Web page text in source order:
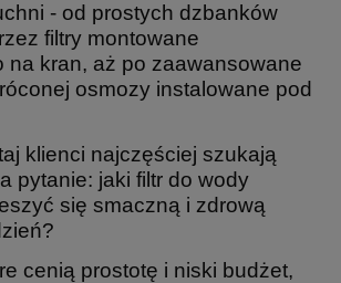
- od prostych dzbanków
filtry montowane
na kran, aż po zaawansowane
osmozy instalowane pod
klienci najczęściej szukają
pytanie: jaki filtr do wody
się smaczną i zdrową
cenią prostotę i niski budżet,